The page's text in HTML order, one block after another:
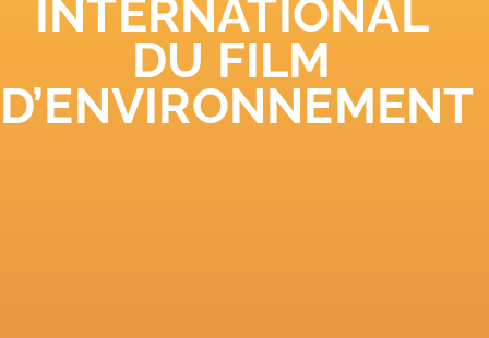
INTERNATIONAL
DU FILM
D’ENVIRONNEMENT